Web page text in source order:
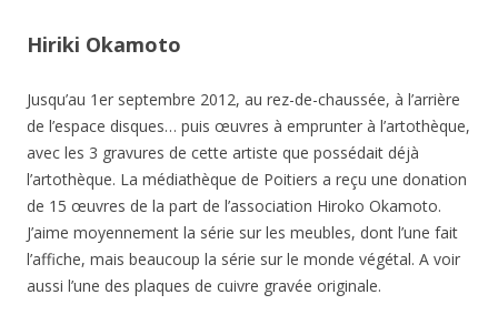
Hiriki Okamoto
Jusqu’au 1er septembre 2012, au rez-de-chaussée, à l’arrière
de l’espace disques… puis œuvres à emprunter à l’artothèque,
avec les 3 gravures de cette artiste que possédait déjà
l’artothèque. La médiathèque de Poitiers a reçu une donation
de 15 œuvres de la part de l’association Hiroko Okamoto.
J’aime moyennement la série sur les meubles, dont l’une fait
l’affiche, mais beaucoup la série sur le monde végétal. A voir
aussi l’une des plaques de cuivre gravée originale.